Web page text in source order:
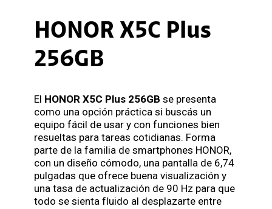
HONOR X5C Plus
256GB
El HONOR X5C Plus 256GB se presenta
como una opción práctica si buscás un
equipo fácil de usar y con funciones bien
resueltas para tareas cotidianas. Forma
parte de la familia de smartphones HONOR,
con un diseño cómodo, una pantalla de 6,74
pulgadas que ofrece buena visualización y
una tasa de actualización de 90 Hz para que
todo se sienta fluido al desplazarte entre